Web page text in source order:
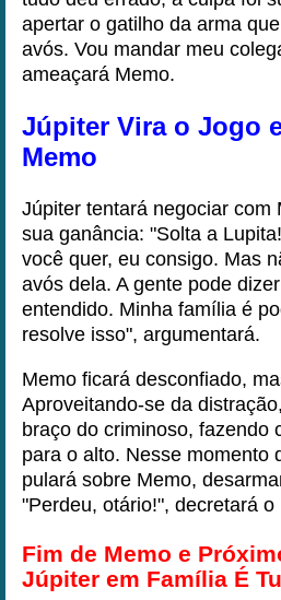
apertar o gatilho da arma
avós. Vou mandar meu
ameaçará Memo.
Júpiter Vira o Jogo
Memo
Júpiter tentará negociar com
sua ganância: "Solta a
você quer, eu consigo. Mas
avós dela. A gente pode
entendido. Minha família é
resolve isso", argumentará.
Memo ficará desconfiado,
Aproveitando-se da
braço do criminoso, fazendo
para o alto. Nesse momento
pulará sobre Memo,
"Perdeu, otário!", decretará o
Fim de Memo e
Júpiter em Família É